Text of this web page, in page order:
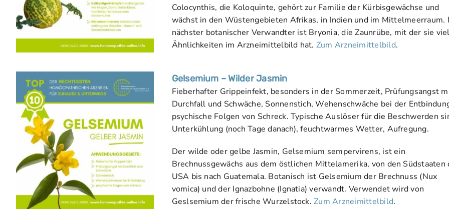
Colocynthis, die Koloquinte, gehört zur Familie der Kürbisgewächse und
wächst in den Wüstengebieten Afrikas, in Indien und im Mittelmeerraum.
nächster botanischer Verwandter ist Bryonia, die Zaunrübe, mit der sie
Ähnlichkeiten im Arzneimittelbild hat. Zum Arzneimittelbild.
Gelsemium – Wilder Jasmin
Fieberhafter Grippeinfekt, besonders in der Sommerzeit, Prüfungsangst
Durchfall und Schwäche, Sonnenstich, Wehenschwäche bei der
psychische Folgen von Schreck. Typische Auslöser für die Beschwerden
Unterkühlung (noch Tage danach), feucht­warmes Wetter, Aufregung.
Der wilde oder gelbe Jasmin, Gelsemium sempervirens, ist ein
Brechnussgewächs aus dem östlichen Mittelamerika, von den Südstaaten
USA bis nach Guatemala. Botanisch ist Gelsemium der Brechnuss (Nux
vomica) und der Ignazbohne (Ignatia) verwandt. Verwendet wird von
Geslsemium der frische Wurzelstock.Zum Arzneimittelbild.